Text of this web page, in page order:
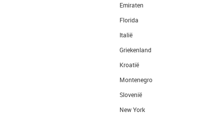
Emiraten
Florida
Italië
Griekenland
Kroatië
Montenegro
Slovenië
New York